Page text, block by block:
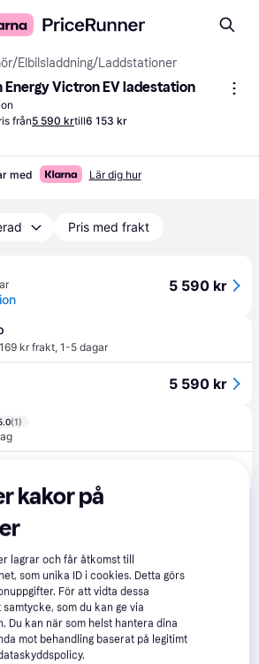
/Elbilsladdning/Laddstationer
Energy Victron EV ladestation
från5 590 krtill6 153 kr
med Lär dig hur
Pris med frakt
5 590 kr
169 kr frakt, 1-5 dagar
5 590 kr
(1)
kakor på
lagrar och får åtkomst till
som unika ID i cookies. Detta görs
För att vidta dessa
som du kan ge via
Du kan när som helst hantera dina
mot behandling baserat på legitimt